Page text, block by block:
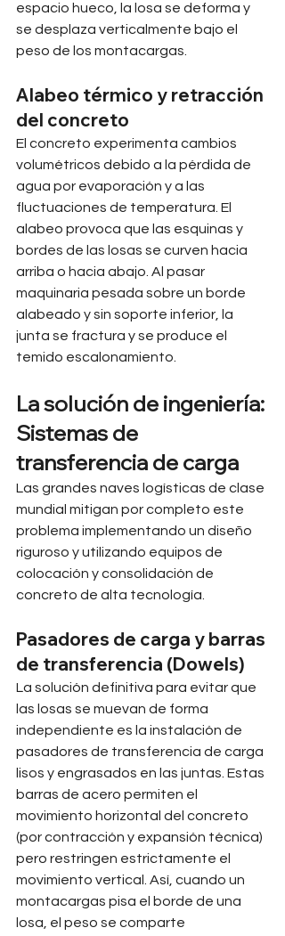
espacio hueco, la losa se deforma y
se desplaza verticalmente bajo el
peso de los montacargas.
Alabeo térmico y retracción
del concreto
El concreto experimenta cambios
volumétricos debido a la pérdida de
agua por evaporación y a las
fluctuaciones de temperatura. El
alabeo provoca que las esquinas y
bordes de las losas se curven hacia
arriba o hacia abajo. Al pasar
maquinaria pesada sobre un borde
alabeado y sin soporte inferior, la
junta se fractura y se produce el
temido escalonamiento.
La solución de ingeniería:
Sistemas de
transferencia de carga
Las grandes naves logísticas de clase
mundial mitigan por completo este
problema implementando un diseño
riguroso y utilizando equipos de
colocación y consolidación de
concreto de alta tecnología.
Pasadores de carga y barras
de transferencia (Dowels)
La solución definitiva para evitar que
las losas se muevan de forma
independiente es la instalación de
pasadores de transferencia de carga
lisos y engrasados en las juntas. Estas
barras de acero permiten el
movimiento horizontal del concreto
(por contracción y expansión técnica)
pero restringen estrictamente el
movimiento vertical. Así, cuando un
montacargas pisa el borde de una
losa, el peso se comparte